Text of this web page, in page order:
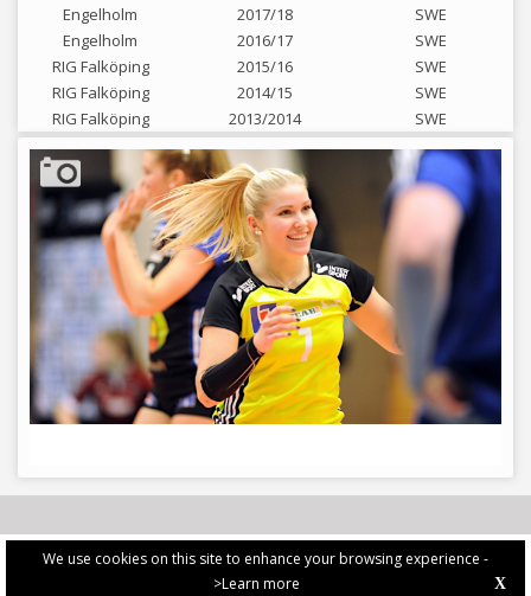
We use cookies on this site to enhance your browsing experience -
>Learn more
X
Engelholm
2017/18
SWE
Engelholm
2016/17
SWE
RIG Falköping
2015/16
SWE
RIG Falköping
2014/15
SWE
RIG Falköping
2013/2014 SWE